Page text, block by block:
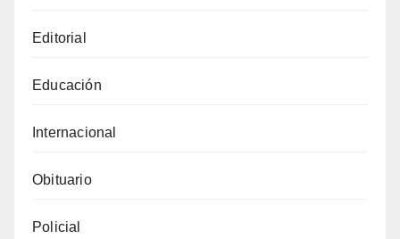
Editorial
Educación
Internacional
Obituario
Policial